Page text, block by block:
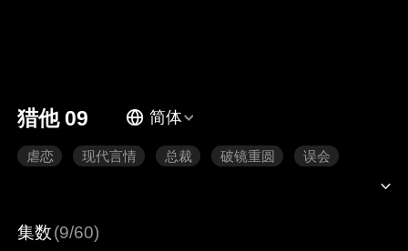
猎他 09 简体
虐恋 现代言情 总裁 破镜重圆 误会
集数(9/60)